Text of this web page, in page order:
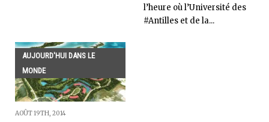
l’heure où l’Université des
#Antilles et de la...
AUJOURD'HUI DANS LE
MONDE
AOÛT 19TH, 2014